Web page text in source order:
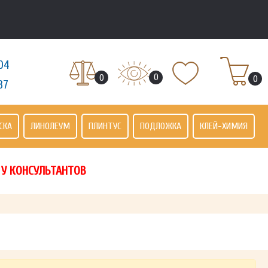
0 0 0
ЛИНОЛЕУМ ПЛИНТУС ПОДЛОЖКА КЛЕЙ-ХИМИЯ
КОНСУЛЬТАНТОВ